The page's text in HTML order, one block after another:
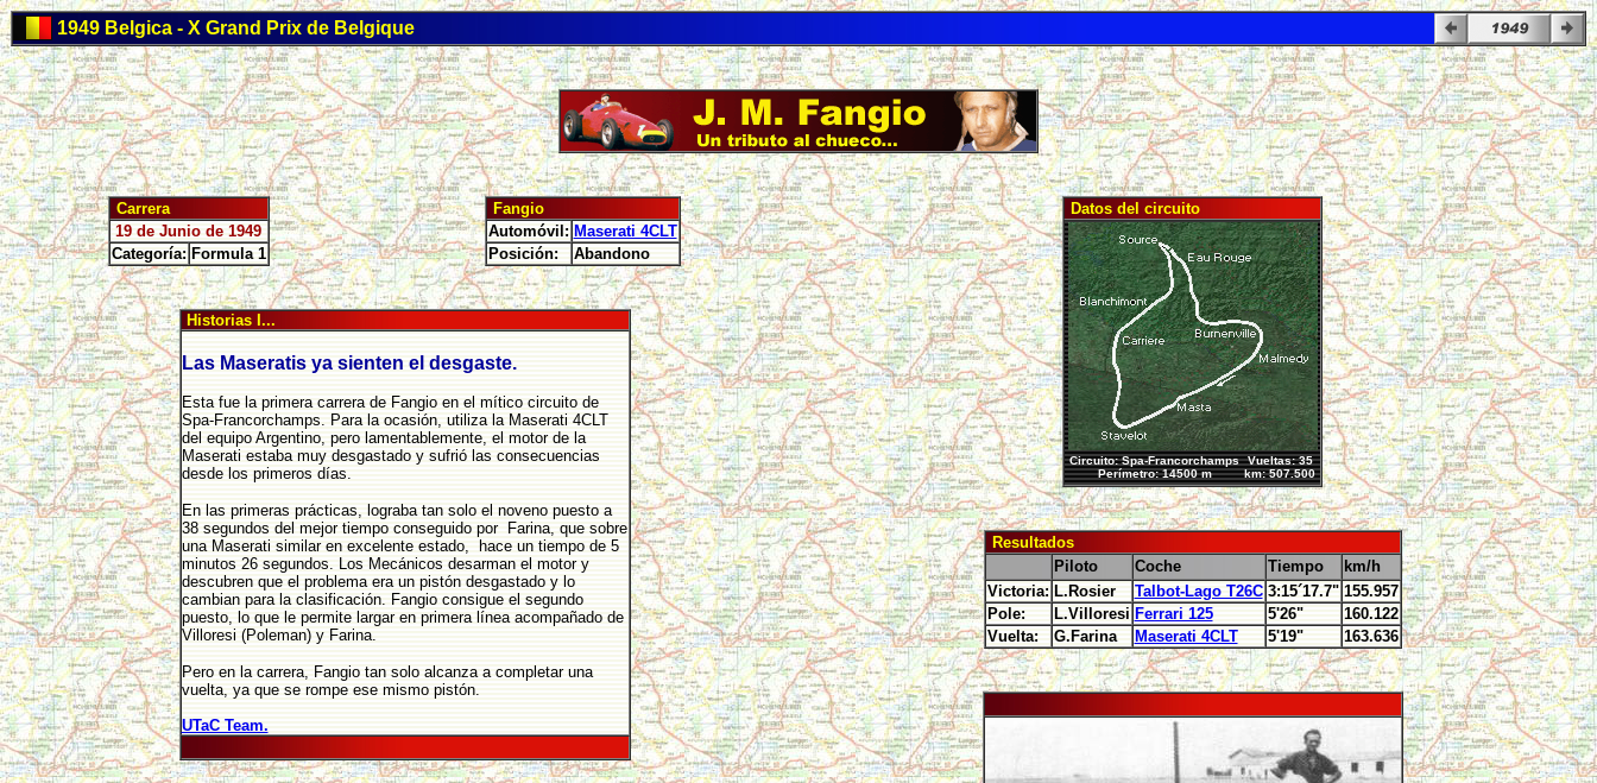
1949 Belgica - X Grand Prix de Belgique
Carrera
19 de Junio de 1949
Categoría: Formula 1
Fangio
Automóvil: Maserati 4CLT
Posición:
Abandono
Historias I...
Las Maseratis ya sienten el desgaste.
Esta fue la primera carrera de Fangio en el mítico circuito de
Spa-Francorchamps. Para la ocasión, utiliza la Maserati 4CLT
del equipo Argentino, pero lamentablemente, el motor de la
Maserati estaba muy desgastado y sufrió las consecuencias
desde los primeros días.
En las primeras prácticas, lograba tan solo el noveno puesto a
38 segundos del mejor tiempo conseguido por Farina, que sobre
una Maserati similar en excelente estado, hace un tiempo de 5
minutos 26 segundos. Los Mecánicos desarman el motor y
descubren que el problema era un pistón desgastado y lo
cambian para la clasificación. Fangio consigue el segundo
puesto, lo que le permite largar en primera línea acompañado de
Villoresi (Poleman) y Farina.
Pero en la carrera, Fangio tan solo alcanza a completar una
vuelta, ya que se rompe ese mismo pistón.
UTaC Team.
Datos del circuito
Circuito: Spa-Francorchamps
Perímetro: 14500 m
Vueltas: 35
km: 507.500
Resultados
Piloto
Coche Tiempo
km/h
Victoria: L.Rosier Talbot-Lago T26C 3:15´17.7" 155.957
Pole:
L.Villoresi Ferrari 125 5'26"
160.122
Vuelta:
G.Farina Maserati 4CLT 5'19" 163.636